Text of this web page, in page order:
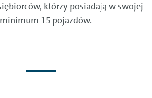
którzy posiadają w swojej
15 pojazdów.